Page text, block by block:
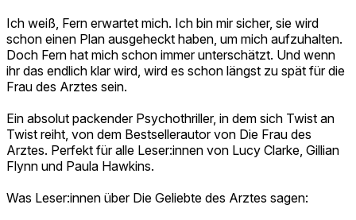
Ich weiß, Fern erwartet mich. Ich bin mir sicher, sie wird
schon einen Plan ausgeheckt haben, um mich aufzuhalten.
Doch Fern hat mich schon immer unterschätzt. Und wenn
ihr das endlich klar wird, wird es schon längst zu spät für die
Frau des Arztes sein.
Ein absolut packender Psychothriller, in dem sich Twist an
Twist reiht, von dem Bestsellerautor von Die Frau des
Arztes. Perfekt für alle Leser:innen von Lucy Clarke, Gillian
Flynn und Paula Hawkins.
Was Leser:innen über Die Geliebte des Arztes sagen: